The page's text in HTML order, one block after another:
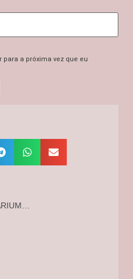
para a próxima vez que eu